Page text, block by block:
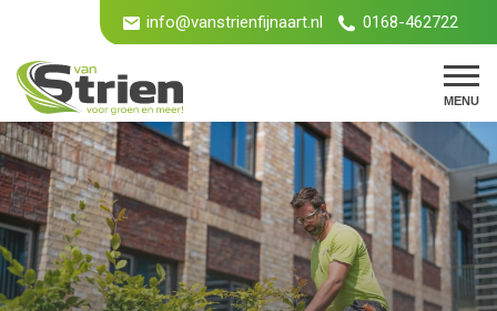
info@vanstrienfijnaart.nl 0168-462722
MENU